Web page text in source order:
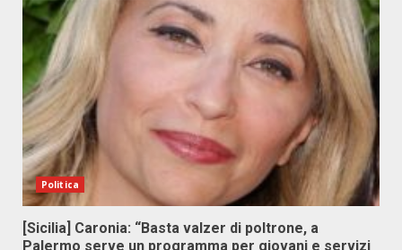
Politica
[Sicilia] Caronia: “Basta valzer di poltrone, a
Palermo serve un programma per giovani e servizi